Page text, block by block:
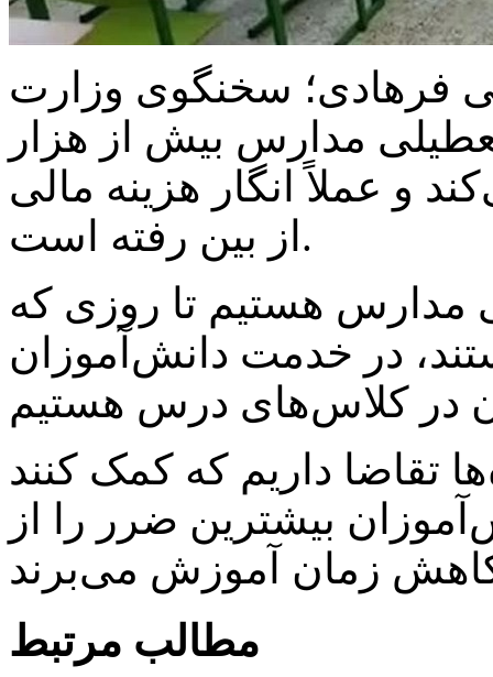
فرهادی؛ سخنگوی وزارت
مدارس بیش از هزار
و عملاً انگار هزینه مالی
از بین رفته است.
مدارس هستیم تا روزی که
در خدمت دانش‌آموزان
تقاضا داریم که کمک کنند
بیشترین ضرر را از
مطالب مرتبط